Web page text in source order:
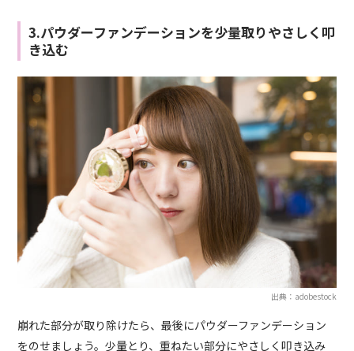
3.パウダーファンデーションを少量取りやさしく叩
き込む
出典：adobestock
崩れた部分が取り除けたら、最後にパウダーファンデーション
をのせましょう。少量とり、重ねたい部分にやさしく叩き込み